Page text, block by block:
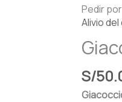
Pedir
Alivio
S/
Pequeño